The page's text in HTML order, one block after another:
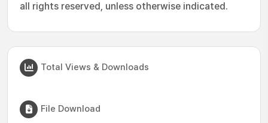
all rights reserved, unless otherwise indicated.
Total Views & Downloads
File Download